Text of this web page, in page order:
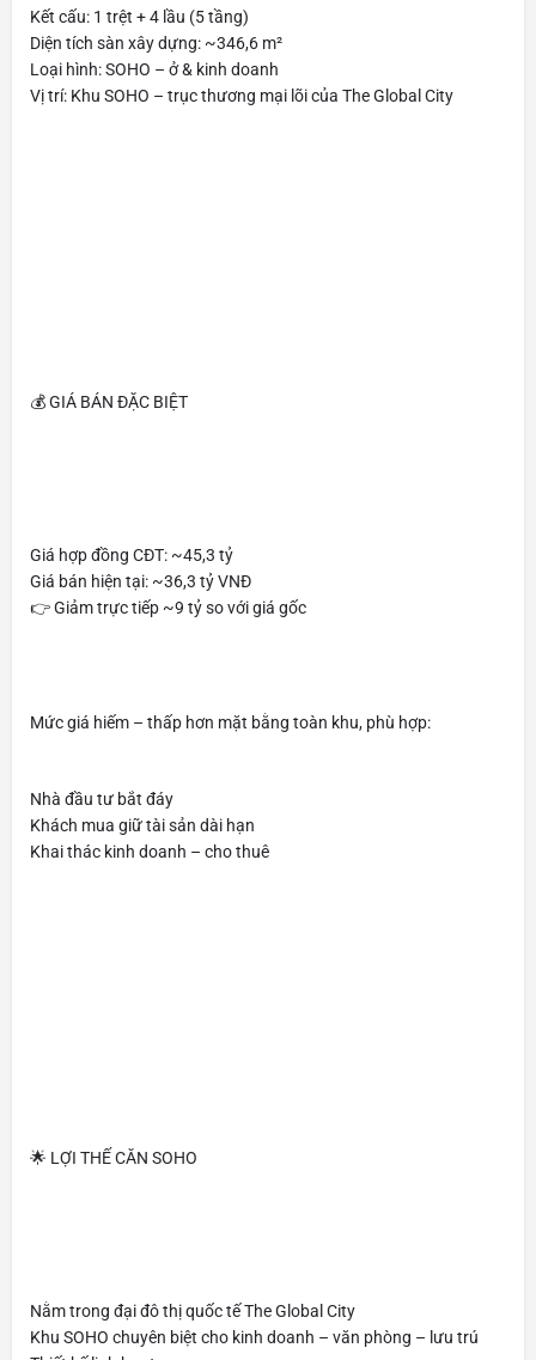
Kết cấu: 1 trệt + 4 lầu (5 tầng)
Diện tích sàn xây dựng: ~346,6 m²
Loại hình: SOHO – ở & kinh doanh
Vị trí: Khu SOHO – trục thương mại lõi của The Global City
💰 GIÁ BÁN ĐẶC BIỆT
Giá hợp đồng CĐT: ~45,3 tỷ
Giá bán hiện tại: ~36,3 tỷ VNĐ
👉 Giảm trực tiếp ~9 tỷ so với giá gốc
Mức giá hiếm – thấp hơn mặt bằng toàn khu, phù hợp:
Nhà đầu tư bắt đáy
Khách mua giữ tài sản dài hạn
Khai thác kinh doanh – cho thuê
🌟 LỢI THẾ CĂN SOHO
Nằm trong đại đô thị quốc tế The Global City
Khu SOHO chuyên biệt cho kinh doanh – văn phòng – lưu trú